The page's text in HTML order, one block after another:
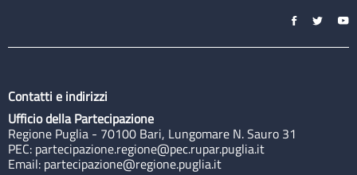
Contatti e indirizzi
Ufficio della Partecipazione
Regione Puglia - 70100 Bari, Lungomare N. Sauro 31
PEC: partecipazione.regione@pec.rupar.puglia.it
Email: partecipazione@regione.puglia.it